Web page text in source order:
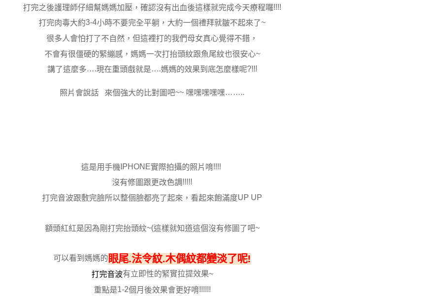
打完之後護理師仔細幫媽媽加壓，確認沒有出血後這樣就完成今天療程囉!!!!
打完肉毒大約3-4小時不要完全平躺，大約一個禮拜就皺不起來了~
很多人會怕打了不自然，但這裡打的我們母女真心覺得不錯，
不會有很僵硬的緊繃感，媽媽一次打抬頭紋跟魚尾紋也很安心~
講了這麼多….現在重頭戲就是….媽媽的效果到底怎麼樣呢?!!!
照片會說話 來個強大的比對圖吧~~ 嘿嘿嘿嘿嘿……..
這是用手機 IPHONE實際拍攝的照片唷!!!!
沒有修圖跟更改色調!!!!!
打完音波跟敷完臉所以整個臉都亮了起來，看起來飽滿度UP UP
額頭紅紅是因為剛打完抬頭紋~(這樣就知道這個沒有修圖了吧~
可以看到媽媽的 眼尾.法令紋.木偶紋都變淡了呢!
打完音波有立即性的緊實拉提效果~
重點是1-2個月後效果會更好唷!!!!!!